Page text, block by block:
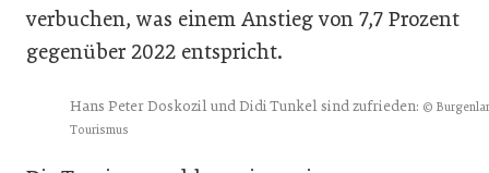
verbuchen, was einem Anstieg von 7,7 Prozent
gegenüber 2022 entspricht.
Hans Peter Doskozil und Didi Tunkel sind zufrieden: ©
Tourismus